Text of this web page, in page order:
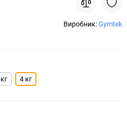
Виробник:Gymtek
4 кг